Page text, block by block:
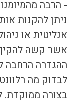
- הרבה
ניתן להקנות
אנליטית או
אשר קשה
ההגדרה הרחבה
לבדוק מה
בצורה ממוקדת.